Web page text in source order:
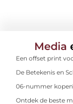
Media
Een offset print
De Betekenis en
06-nummer
Ontdek de beste